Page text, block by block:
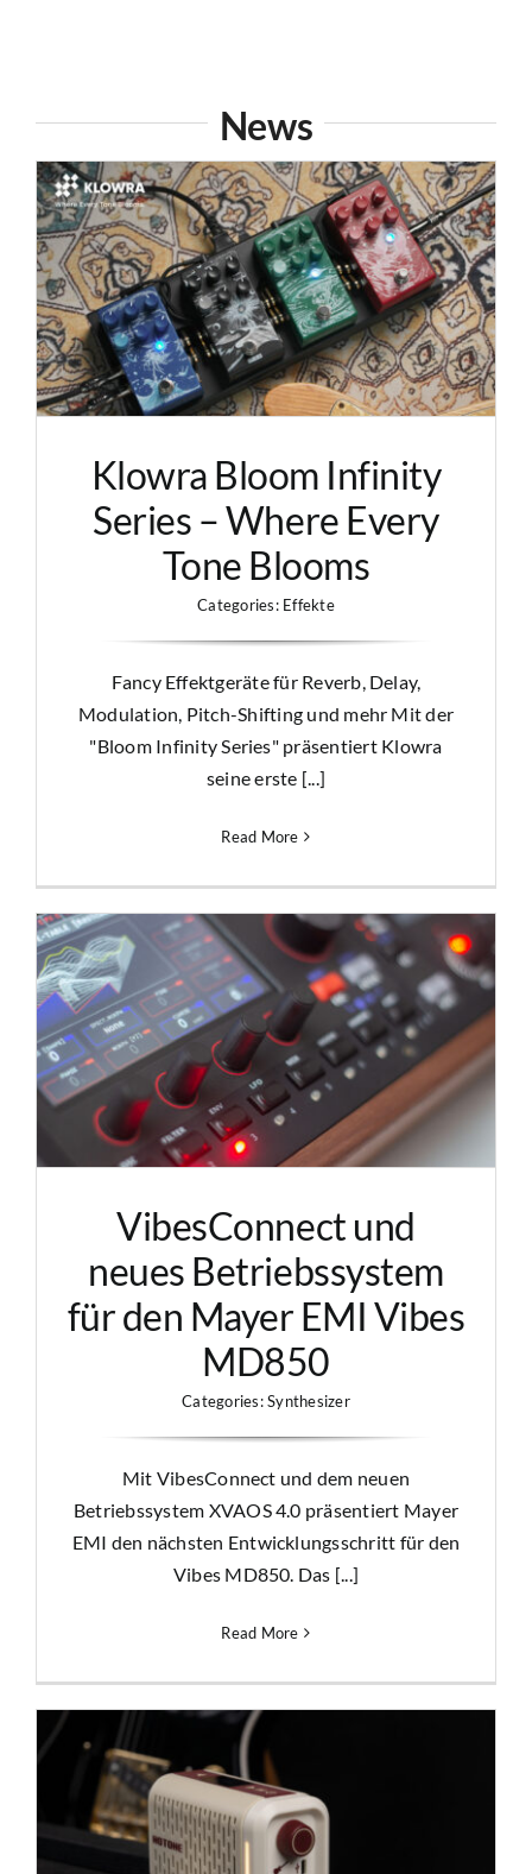
News
Klowra Bloom Infinity
Series – Where Every
Tone Blooms
Categories: Effekte
Fancy Effektgeräte für Reverb, Delay,
Modulation, Pitch-Shifting und mehr Mit der
"Bloom Infinity Series" präsentiert Klowra
seine erste [...]
Read More
VibesConnect und
neues Betriebssystem
für den Mayer EMI Vibes
MD850
Categories:Synthesizer
Mit VibesConnect und dem neuen
Betriebssystem XVAOS 4.0 präsentiert Mayer
EMI den nächsten Entwicklungsschritt für den
Vibes MD850. Das [...]
Read More